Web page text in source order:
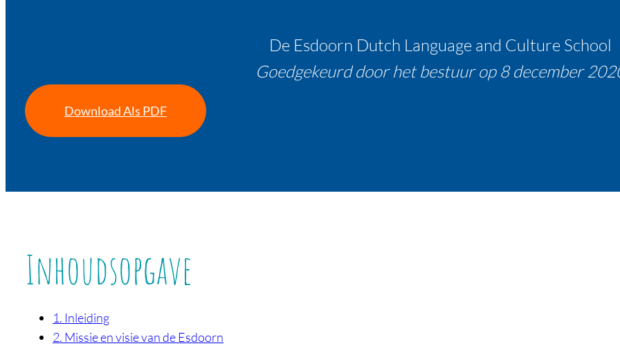
De Esdoorn Dutch Language and Culture School
Goedgekeurd door het bestuur op 8 december
Download Als PDF
Inhoudsopgave
1. Inleiding
2. Missie en visie van de Esdoorn